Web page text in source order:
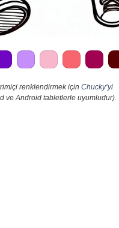
renklendirmek için Chucky’yi
ve Android tabletlerle uyumludur).